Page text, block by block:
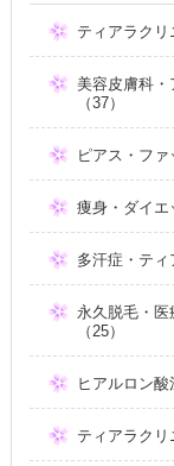
ティアラクリ
美容皮膚科・
（37）
ピアス・ファ
痩身・ダイエ
多汗症・ティ
永久脱毛・医
（25）
ヒアルロン酸
ティアラクリ